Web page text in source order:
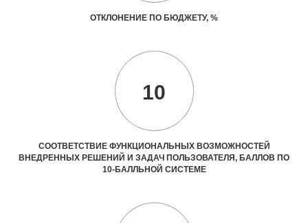
ОТКЛОНЕНИЕ ПО БЮДЖЕТУ, %
10
СООТВЕТСТВИЕ ФУНКЦИОНАЛЬНЫХ ВОЗМОЖНОСТЕЙ
ВНЕДРЕННЫХ РЕШЕНИЙ И ЗАДАЧ ПОЛЬЗОВАТЕЛЯ, БАЛЛОВ ПО
10-БАЛЛЬНОЙ СИСТЕМЕ